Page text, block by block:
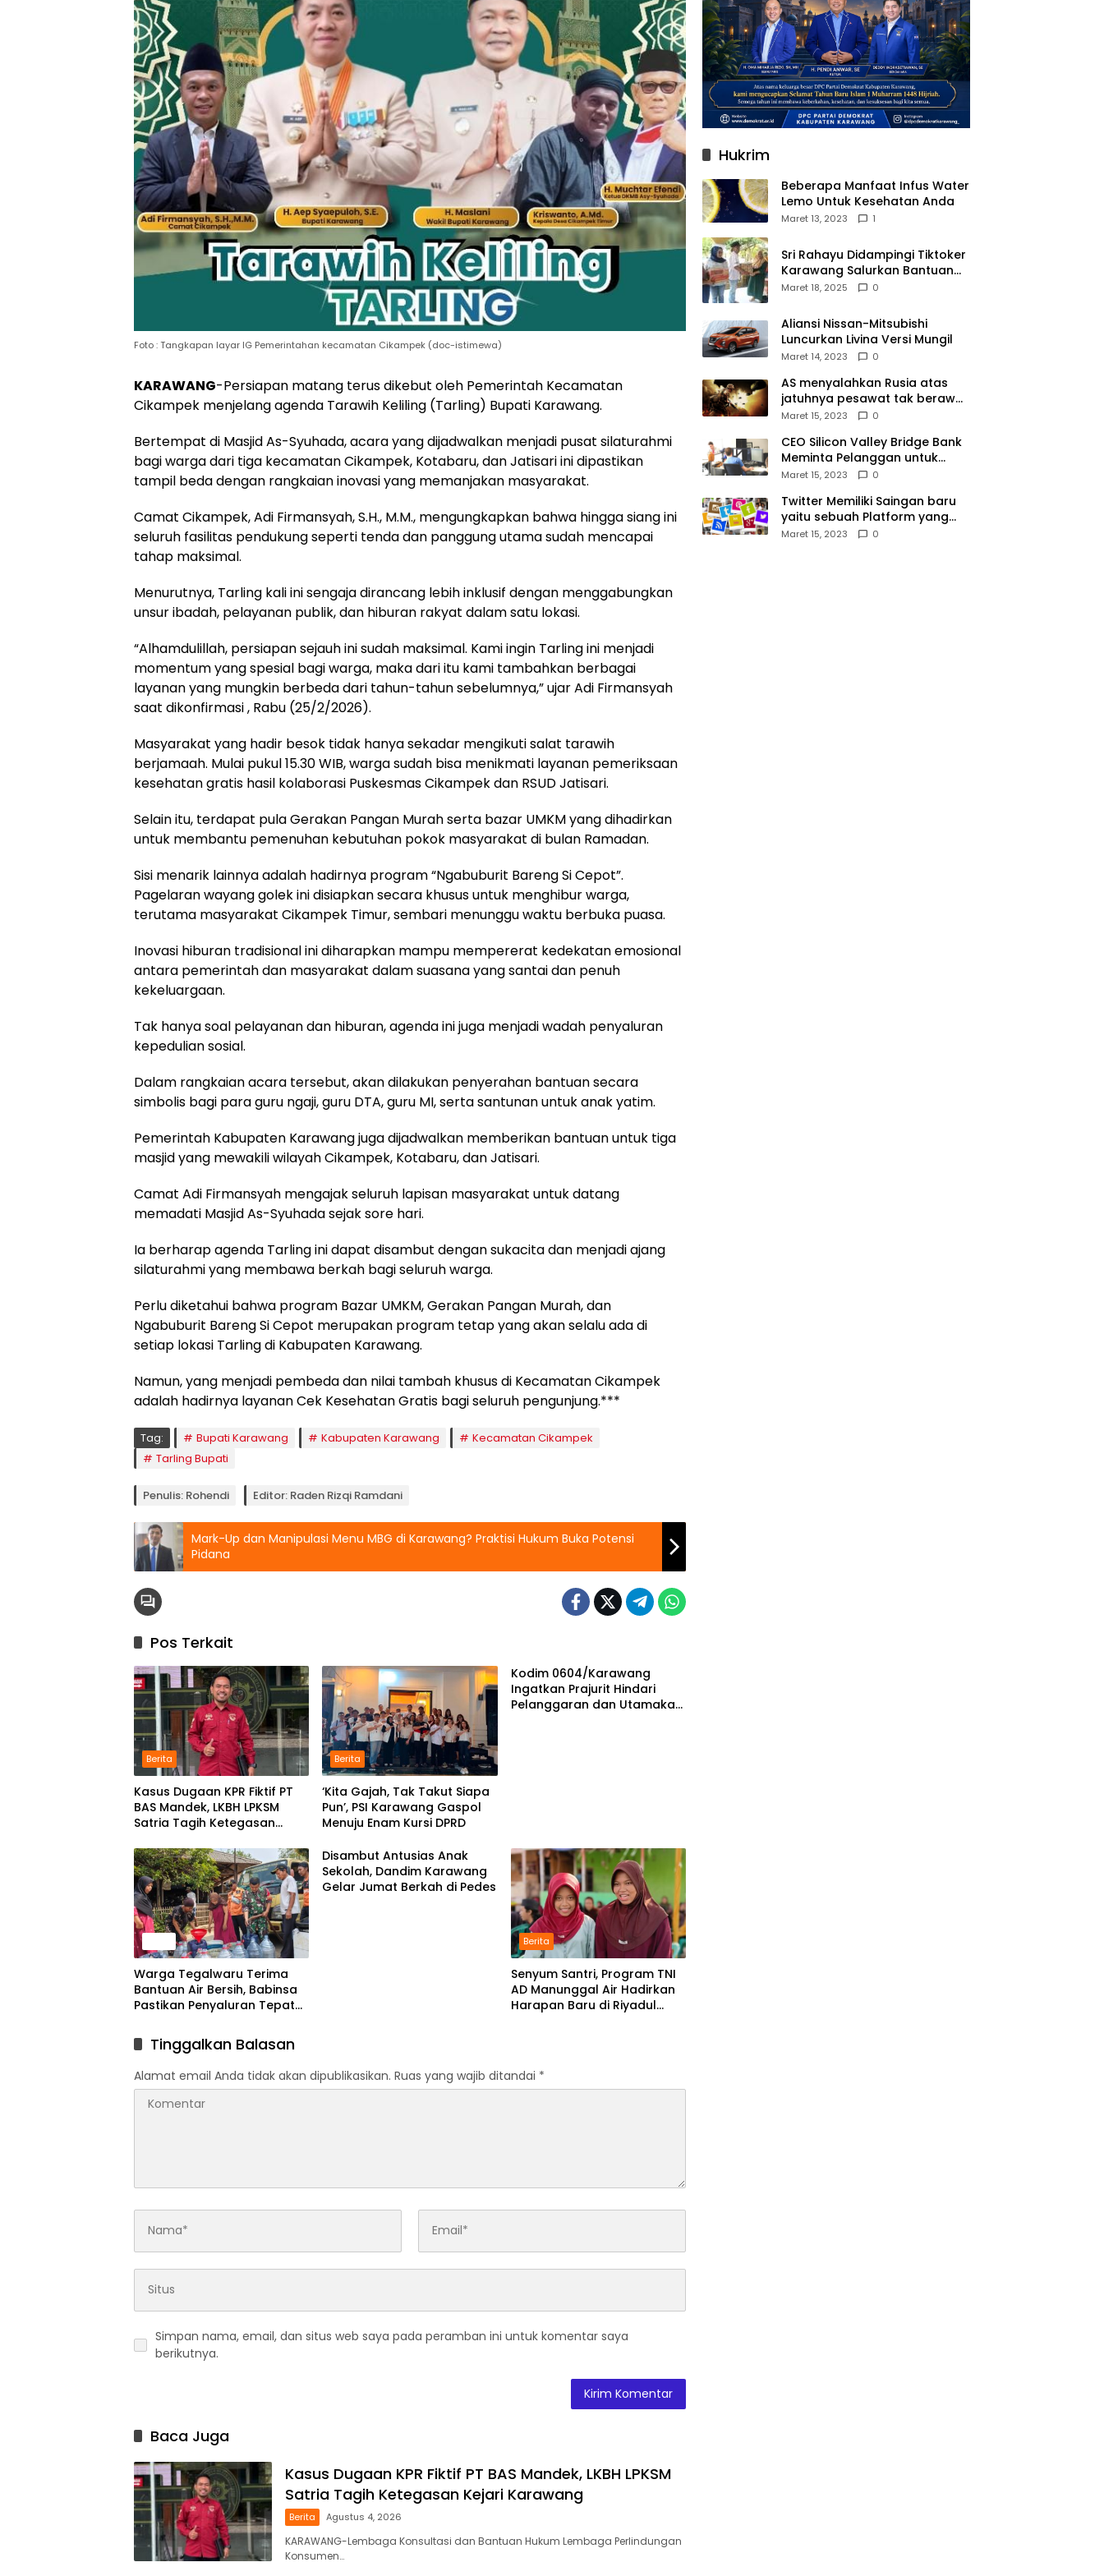
Foto : Tangkapan layar IG Pemerintahan kecamatan Cikampek (doc-istimewa)
KARAWANG-Persiapan matang terus dikebut oleh Pemerintah Kecamatan
Cikampek menjelang agenda Tarawih Keliling (Tarling) Bupati Karawang.
Bertempat di Masjid As-Syuhada, acara yang dijadwalkan menjadi pusat silaturahmi
bagi warga dari tiga kecamatan Cikampek, Kotabaru, dan Jatisari ini dipastikan
tampil beda dengan rangkaian inovasi yang memanjakan masyarakat.
Camat Cikampek, Adi Firmansyah, S.H., M.M., mengungkapkan bahwa hingga siang ini
seluruh fasilitas pendukung seperti tenda dan panggung utama sudah mencapai
tahap maksimal.
Menurutnya, Tarling kali ini sengaja dirancang lebih inklusif dengan menggabungkan
unsur ibadah, pelayanan publik, dan hiburan rakyat dalam satu lokasi.
“Alhamdulillah, persiapan sejauh ini sudah maksimal. Kami ingin Tarling ini menjadi
momentum yang spesial bagi warga, maka dari itu kami tambahkan berbagai
layanan yang mungkin berbeda dari tahun-tahun sebelumnya,” ujar Adi Firmansyah
saat dikonfirmasi , Rabu (25/2/2026).
Masyarakat yang hadir besok tidak hanya sekadar mengikuti salat tarawih
berjamaah. Mulai pukul 15.30 WIB, warga sudah bisa menikmati layanan pemeriksaan
kesehatan gratis hasil kolaborasi Puskesmas Cikampek dan RSUD Jatisari.
Selain itu, terdapat pula Gerakan Pangan Murah serta bazar UMKM yang dihadirkan
untuk membantu pemenuhan kebutuhan pokok masyarakat di bulan Ramadan.
Sisi menarik lainnya adalah hadirnya program “Ngabuburit Bareng Si Cepot”.
Pagelaran wayang golek ini disiapkan secara khusus untuk menghibur warga,
terutama masyarakat Cikampek Timur, sembari menunggu waktu berbuka puasa.
Inovasi hiburan tradisional ini diharapkan mampu mempererat kedekatan emosional
antara pemerintah dan masyarakat dalam suasana yang santai dan penuh
kekeluargaan.
Tak hanya soal pelayanan dan hiburan, agenda ini juga menjadi wadah penyaluran
kepedulian sosial.
Dalam rangkaian acara tersebut, akan dilakukan penyerahan bantuan secara
simbolis bagi para guru ngaji, guru DTA, guru MI, serta santunan untuk anak yatim.
Pemerintah Kabupaten Karawang juga dijadwalkan memberikan bantuan untuk tiga
masjid yang mewakili wilayah Cikampek, Kotabaru, dan Jatisari.
Camat Adi Firmansyah mengajak seluruh lapisan masyarakat untuk datang
memadati Masjid As-Syuhada sejak sore hari.
Ia berharap agenda Tarling ini dapat disambut dengan sukacita dan menjadi ajang
silaturahmi yang membawa berkah bagi seluruh warga.
Perlu diketahui bahwa program Bazar UMKM, Gerakan Pangan Murah, dan
Ngabuburit Bareng Si Cepot merupakan program tetap yang akan selalu ada di
setiap lokasi Tarling di Kabupaten Karawang.
Namun, yang menjadi pembeda dan nilai tambah khusus di Kecamatan Cikampek
adalah hadirnya layanan Cek Kesehatan Gratis bagi seluruh pengunjung.***
Tag: Bupati Karawang Kabupaten Karawang
Kecamatan Cikampek
Tarling Bupati
Penulis: Rohendi Editor: Raden Rizqi Ramdani
Mark-Up dan Manipulasi Menu MBG di Karawang? Praktisi Hukum Buka Potensi
Pidana
Pos Terkait
Berita
Kasus Dugaan KPR Fiktif PT
BAS Mandek, LKBH LPKSM
Satria Tagih Ketegasan
Berita
‘Kita Gajah, Tak Takut Siapa
Pun’, PSI Karawang Gaspol
Menuju Enam Kursi DPRD
Kodim 0604/Karawang
Ingatkan Prajurit Hindari
Pelanggaran dan Utamakan
Warga Tegalwaru Terima
Bantuan Air Bersih, Babinsa
Pastikan Penyaluran Tepat
Disambut Antusias Anak
Sekolah, Dandim Karawang
Gelar Jumat Berkah di Pedes
Berita
Senyum Santri, Program TNI
AD Manunggal Air Hadirkan
Harapan Baru di Riyadul
Tinggalkan Balasan
Alamat email Anda tidak akan dipublikasikan. Ruas yang wajib ditandai *
Simpan nama, email, dan situs web saya pada peramban ini untuk komentar saya
berikutnya.
Baca Juga
Kasus Dugaan KPR Fiktif PT BAS Mandek, LKBH LPKSM
Satria Tagih Ketegasan Kejari Karawang
Berita Agustus 4, 2026
KARAWANG-Lembaga Konsultasi dan Bantuan Hukum Lembaga Perlindungan
Konsumen…
Hukrim
Beberapa Manfaat Infus Water
Lemo Untuk Kesehatan Anda
Maret 13, 2023 1
Sri Rahayu Didampingi Tiktoker
Karawang Salurkan Bantuan
untuk Warga Dusun Kampek
Maret 18, 2025 0
Aliansi Nissan-Mitsubishi
Luncurkan Livina Versi Mungil
Maret 14, 2023 0
AS menyalahkan Rusia atas
jatuhnya pesawat tak berawak
di Laut Hitam, Moskow
Maret 15, 2023 0
CEO Silicon Valley Bridge Bank
Meminta Pelanggan untuk
menyetor ulang dana Mereka
Maret 15, 2023 0
Twitter Memiliki Saingan baru
yaitu sebuah Platform yang
dibuat oleh Meta
Maret 15, 2023 0